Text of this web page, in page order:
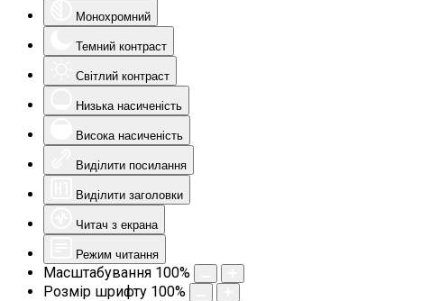
Монохромний
Темний контраст
Світлий контраст
Низька насиченість
Висока насиченість
Виділити посилання
Виділити заголовки
Читач з екрана
Режим читання
Масштабування 100%
Розмір шрифту 100%